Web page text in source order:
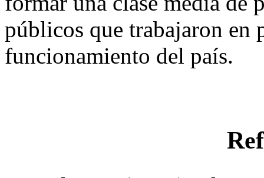
públicos que trabajaron en
funcionamiento del país.